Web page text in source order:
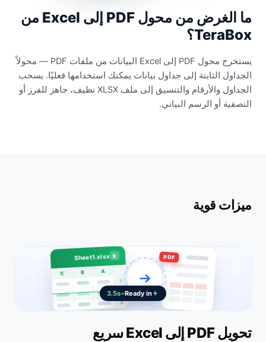
ما الغرض من محول PDF إلى Excel من
TeraBox؟
يستخرج محول PDF إلى Excel البيانات من ملفات PDF — محولاً
الجداول الثابتة إلى جداول بيانات يمكنك استخدامها فعليًا. يسحب
الجداول والأرقام والتنسيق إلى ملف XLSX نظيف، جاهز للفرز أو
التصفية أو الرسم البياني.
ميزات قوية
PDF
X
Sheet1.xlsx
A
B
C
1
2
3
Ready in
~3.5s
تحويل PDF إلى Excel سريع